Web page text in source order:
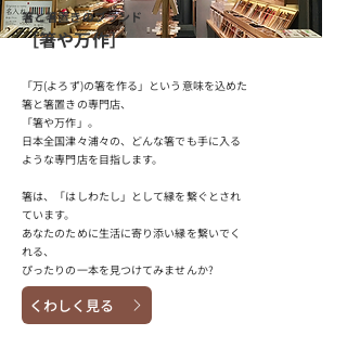
箸と箸置きのブランド
［箸や万作］
「万(よろず)の箸を作る」という意味を込めた
箸と箸置きの専門店、
「箸や万作」。
日本全国津々浦々の、どんな箸でも手に入る
ような専門店を目指します。
箸は、「はしわたし」として縁を繋ぐとされ
ています。
あなたのために生活に寄り添い縁を繋いでく
れる、
ぴったりの一本を見つけてみませんか?
くわしく見る